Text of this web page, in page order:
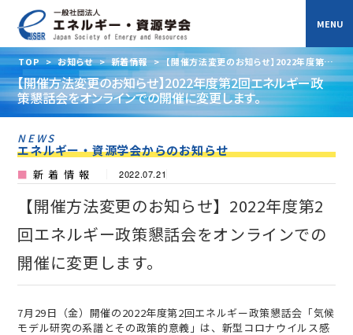
TOP > お知らせ > 新着情報 > 【開催方法変更のお知らせ】2022年度第2
回エネルギー政策懇話会をオンラインでの開催に変更します。
【開催方法変更のお知らせ】2022年度第2回エネルギー政
策懇話会をオンラインでの開催に変更します。
NEWS
エネルギー・資源学会からのお知らせ
新着情報 2022.07.21
【開催方法変更のお知らせ】2022年度第2
回エネルギー政策懇話会をオンラインでの
開催に変更します。
7月29日（金）開催の2022年度第2回エネルギー政策懇話会「気候
モデル研究の系譜とその政策的意義」は、新型コロナウイルス感